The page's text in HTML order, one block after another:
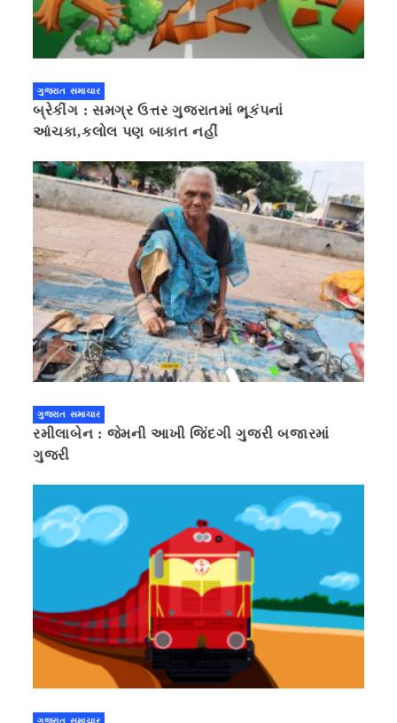
ગુજરાત સમાચાર
બ્રેકીંગ : સમગ્ર ઉત્તર ગુજરાતમાં ભૂકંપનાં
આંચકા,કલોલ પણ બાકાત નહીં
ગુજરાત સમાચાર
રમીલાબેન : જેમની આખી જિંદગી ગુજરી બજારમાં
ગુજરી
ગુજરાત સમાચાર